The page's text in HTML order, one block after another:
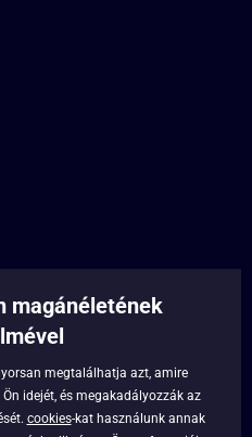
magánéletének
megtalálhatja azt, amire
idejét, és megakadályozzák az
cookies-kat használunk annak